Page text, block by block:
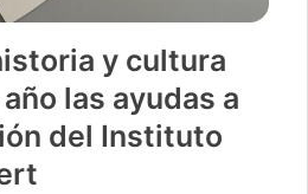
y cultura
las ayudas a
del Instituto